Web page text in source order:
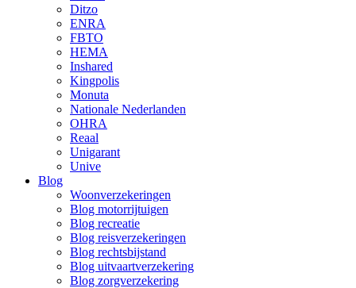
Ditzo
ENRA
FBTO
HEMA
Inshared
Kingpolis
Monuta
Nationale Nederlanden
OHRA
Reaal
Unigarant
Unive
Blog
Woonverzekeringen
Blog motorrijtuigen
Blog recreatie
Blog reisverzekeringen
Blog rechtsbijstand
Blog uitvaartverzekering
Blog zorgverzekering